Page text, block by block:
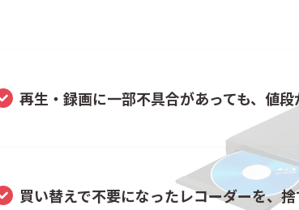
再生・録画に一部不具合があっても、値
買い替えで不要になったレコーダーを、